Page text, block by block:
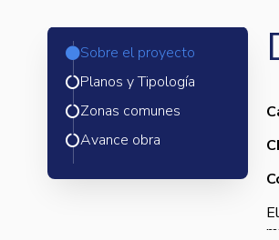
Sobre el proyecto
Planos y Tipología
Zonas comunes
Avance obra